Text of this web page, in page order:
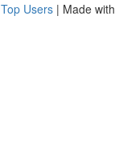
Top Users | Made with